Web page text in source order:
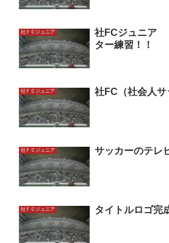
社ＦＣジュニア
社FCジュニア
ター練習！！
社ＦＣジュニア 社FC（社会人サ
社ＦＣジュニア サッカーのテレ
社ＦＣジュニア タイトルロゴ完